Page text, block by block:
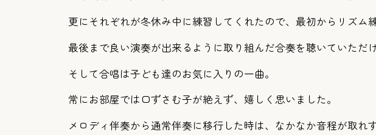
更にそれぞれが冬休み中に練習してくれたので、最初からリズム
最後まで良い演奏が出来るように取り組んだ合奏を聴いていただ
そして合唱は子ども達のお気に入りの一曲。
常にお部屋では口ずさむ子が絶えず、嬉しく思いました。
メロディ伴奏から通常伴奏に移行した時は、なかなか音程が取れ